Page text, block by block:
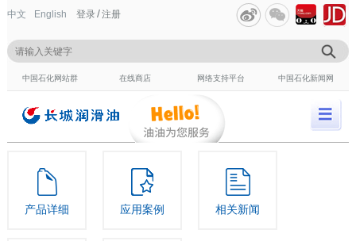
中文 English 登录/注册
中国石化网站群 在线商店 网络支持平台 中国石化新闻网
产品详细 应用案例 相关新闻